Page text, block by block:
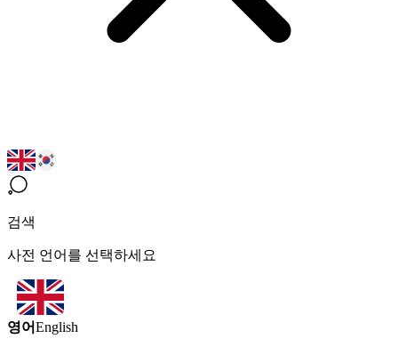
검색
사전 언어를 선택하세요
영어English